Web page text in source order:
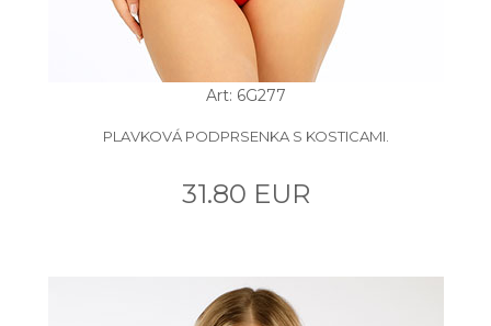
Art: 6G277
PLAVKOVÁ PODPRSENKA S KOSTICAMI.
31.80 EUR